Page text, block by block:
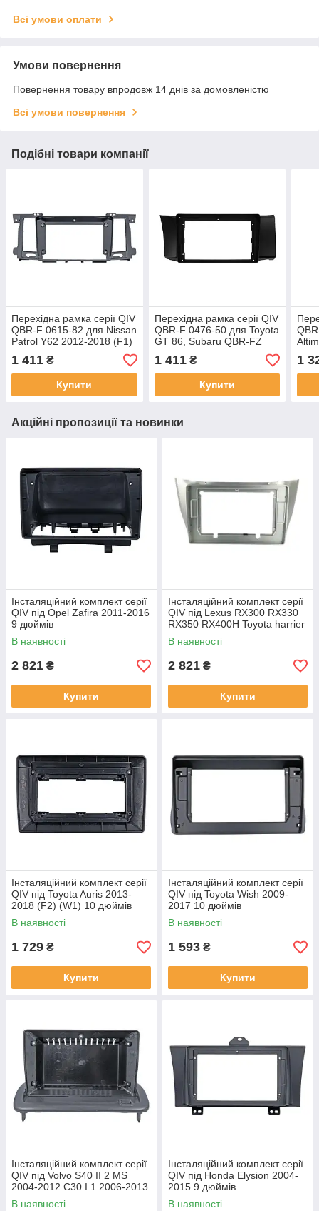
Всі умови оплати
Умови повернення
Повернення товару впродовж 14 днів за домовленістю
Всі умови повернення
Подібні товари компанії
Перехідна рамка серії QIV
QBR-F 0615-82 для Nissan
Patrol Y62 2012-2018 (F1)
9 дюймів
1 411 ₴
Купити
Перехідна рамка серії QIV
QBR-F 0476-50 для Toyota
GT 86, Subaru QBR-FZ
2012-2016 9 дюймів
1 411₴
Купити
1
Акційні пропозиції та новинки
Інсталяційний комплект серії
QIV під Opel Zafira 2011-2016
9 дюймів
В наявності
2 821 ₴
Купити
Інсталяційний комплект серії
QIV під Lexus RX300 RX330
RX350 RX400H Toyota harrier
2003-2009 (F2) 10 дюймів
В наявності
2 821 ₴
Купити
Інсталяційний комплект серії
QIV під Toyota Auris 2013-
2018 (F2) (W1) 10 дюймів
В наявності
1 729 ₴
Купити
Інсталяційний комплект серії
QIV під Toyota Wish 2009-
2017 10 дюймів
В наявності
1 593 ₴
Купити
Інсталяційний комплект серії
QIV під Volvo S40 II 2 MS
2004-2012 C30 I 1 2006-2013
C70 II 2 2005-2013 (W1) 9
В наявності
Інсталяційний комплект серії
QIV під Honda Elysion 2004-
2015 9 дюймів
В наявності